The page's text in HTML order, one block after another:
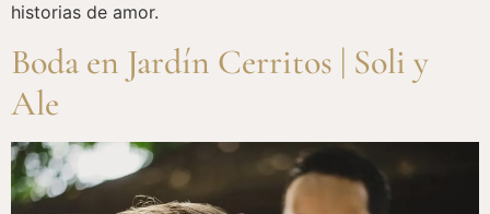
historias de amor.
Boda en Jardín Cerritos | Soli y
Ale